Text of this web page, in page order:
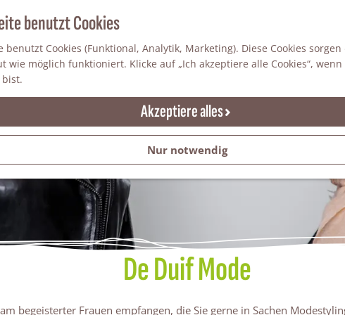
benutzt Cookies
benutzt Cookies (Funktional, Analytik, Marketing). Diese Cookies
wie möglich funktioniert. Klicke auf „Ich akzeptiere alle Cookies“,
Akzeptiere alles
Nur notwendig
De Duif Mode
begeisterter Frauen empfangen, die Sie gerne in Sachen